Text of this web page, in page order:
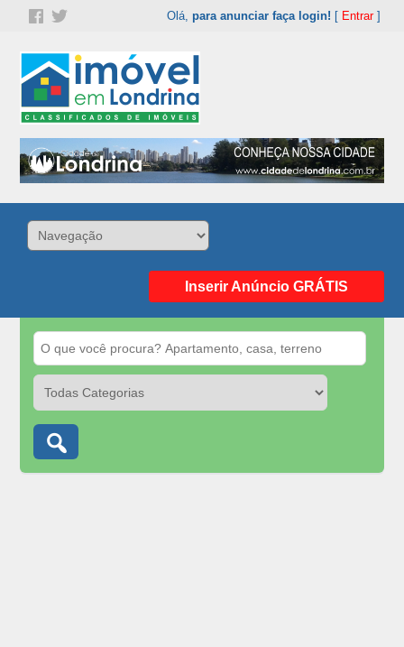
Olá, para anunciar faça login! [ Entrar]
Inserir Anúncio GRÁTIS